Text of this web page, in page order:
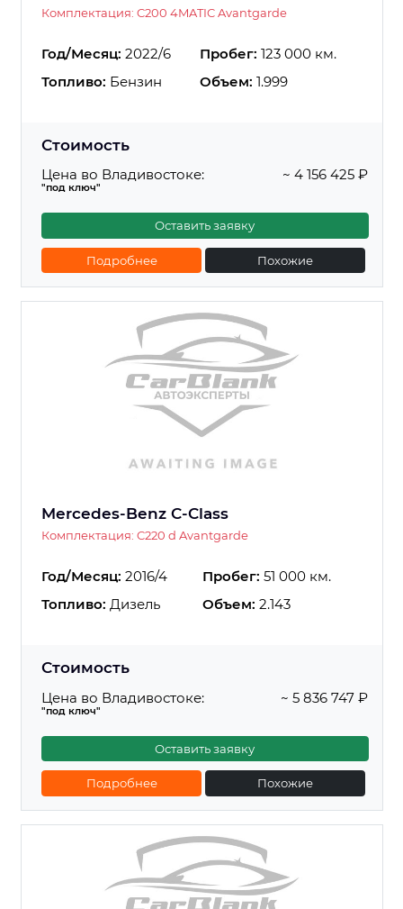
Комплектация: C200 4MATIC Avantgarde
Год/Месяц: 2022/6 Пробег: 123 000 км.
Топливо: Бензин Объем: 1.999
Стоимость
Цена во Владивостоке:
"под ключ"
~ 4 156 425 ₽
Оставить заявку
Подробнее Похожие
Mercedes-Benz C-Class
Комплектация: C220 d Avantgarde
Год/Месяц: 2016/4 Пробег: 51 000 км.
Топливо: Дизель Объем: 2.143
Стоимость
Цена во Владивостоке:
"под ключ"
~ 5 836 747 ₽
Оставить заявку
Подробнее Похожие